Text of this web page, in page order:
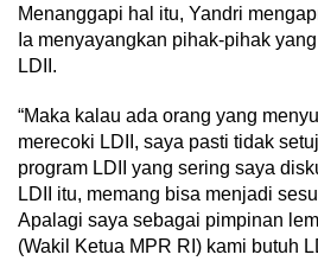
Menanggapi hal itu, Yandri
Ia menyayangkan pihak-pihak
LDII.
“Maka kalau ada orang yang
merecoki LDII, saya pasti tidak
program LDII yang sering saya
LDII itu, memang bisa menjadi
Apalagi saya sebagai pimpinan
(Wakil Ketua MPR RI) kami butuh